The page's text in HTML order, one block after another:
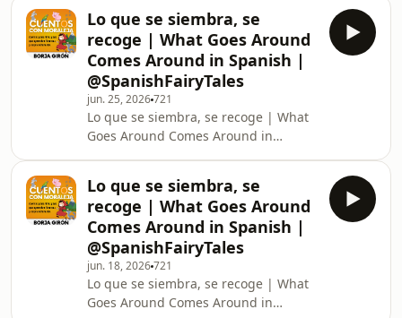
Top
may not be suitable for people below
13 years of age. ► Orientación a los
padres :Alguna parte de este video
puede no ser adecuada para niños
menores de 13 años.Watch Stories in
English on our English Fairy Tales
Channel :
http://www.youtube.com/EnglishFairyTales
Top
Lo que se siembra, se
recoge | What Goes Around
Comes Around in Spanish |
@SpanishFairyTales
jun. 25, 2026721
Lo que se siembra, se recoge | What
Goes Around Comes Around in
this video may not be suitable for
people below 13 years of age. ►
Orientación a los padres :Alguna
parte de este video puede no ser
adecuada para niños menores de 13
años.Watch Stories in English on our
English Fairy Tales Channel :
Lo que se siembra, se
recoge | What Goes Around
Comes Around in Spanish |
@SpanishFairyTales
jun. 18, 2026721
Lo que se siembra, se recoge | What
Goes Around Comes Around in